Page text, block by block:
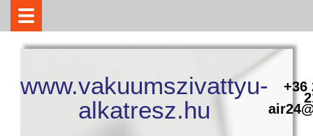
www.vakuumszivattyu-
alkatresz.hu
+36